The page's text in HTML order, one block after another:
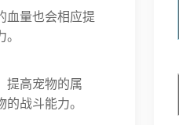
血量也会相应提
提高宠物的属
战斗能力。